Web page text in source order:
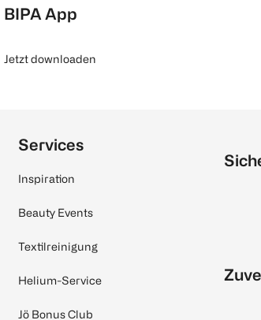
BIPA App
Jetzt downloaden
Services
Inspiration
Beauty Events
Textilreinigung
Helium-Service
Jö Bonus Club